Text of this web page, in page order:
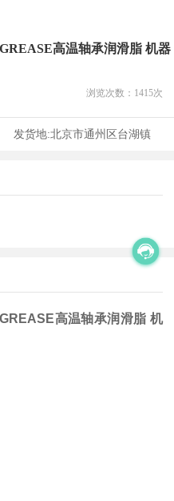
高温轴承润滑脂 机器
浏览次数： 1415次
发货地:北京市通州区台湖镇
高温轴承润滑脂 机